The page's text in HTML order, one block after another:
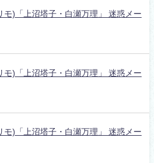
モ)「上沼塔子・白瀬万理」 迷惑メー
モ)「上沼塔子・白瀬万理」 迷惑メー
モ)「上沼塔子・白瀬万理」 迷惑メー